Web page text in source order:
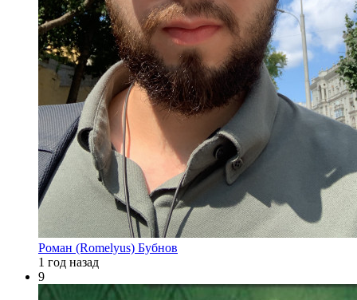
Роман (Romelyus) Бубнов
1 год назад
9